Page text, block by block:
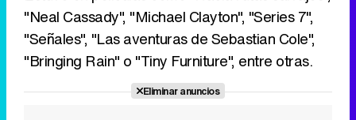
"Neal Cassady", "Michael Clayton", "Series 7",
"Señales", "Las aventuras de Sebastian Cole",
"Bringing Rain" o "Tiny Furniture", entre otras.
Eliminar anuncios